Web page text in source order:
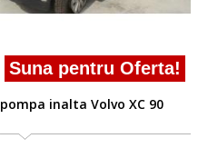
Suna pentru Oferta!
pompa inalta Volvo XC 90